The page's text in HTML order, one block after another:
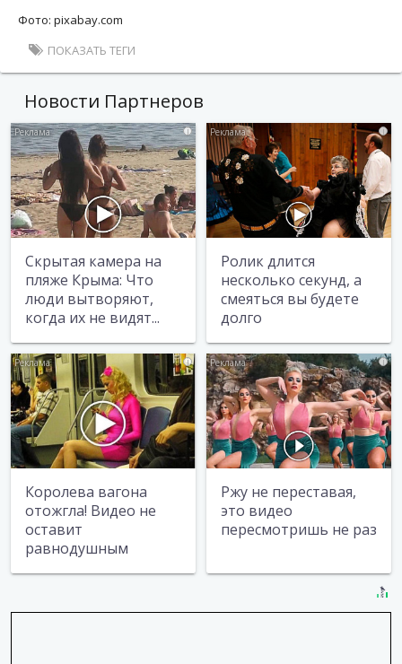
Фото: pixabay.com
ПОКАЗАТЬ ТЕГИ
Новости Партнеров
i
Скрытая камера на
пляже Крыма: Что
люди вытворяют,
когда их не видят...
i
Ролик длится
несколько секунд, а
смеяться вы будете
долго
i
Королева вагона
отожгла! Видео не
оставит
равнодушным
i
Ржу не переставая,
это видео
пересмотришь не раз